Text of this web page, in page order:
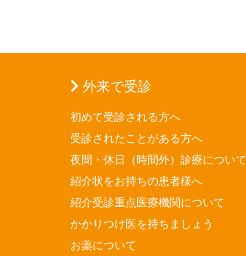
外来で受診
初めて受診される方へ
受診されたことがある方へ
夜間・休日（時間外）診療について
紹介状をお持ちの患者様へ
紹介受診重点医療機関について
かかりつけ医を持ちましょう
お薬について